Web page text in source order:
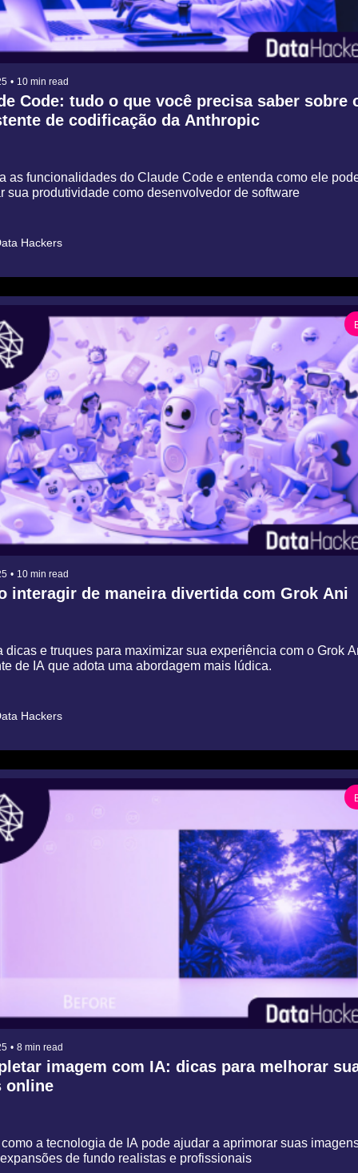
• 10 min read
Code: tudo o que você precisa saber sobre
de codificação da Anthropic
as funcionalidades do Claude Code e entenda como ele
sua produtividade como desenvolvedor de software
Hackers
• 10 min read
interagir de maneira divertida com Grok Ani
dicas e truques para maximizar sua experiência com o Grok
de IA que adota uma abordagem mais lúdica.
Hackers
• 8 min read
imagem com IA: dicas para melhorar
online
a tecnologia de IA pode ajudar a aprimorar suas
de fundo realistas e profissionais